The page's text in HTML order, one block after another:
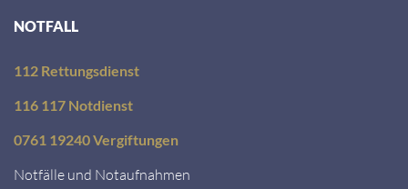
NOTFALL
112 Rettungsdienst
116 117 Notdienst
0761 19240 Vergiftungen
Notfälle und Notaufnahmen